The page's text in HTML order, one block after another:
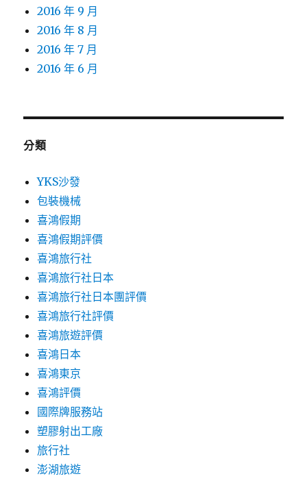
2016 年 9 月
2016 年 8 月
2016 年 7 月
2016 年 6 月
分類
YKS沙發
包裝機械
喜鴻假期
喜鴻假期評價
喜鴻旅行社
喜鴻旅行社日本
喜鴻旅行社日本團評價
喜鴻旅行社評價
喜鴻旅遊評價
喜鴻日本
喜鴻東京
喜鴻評價
國際牌服務站
塑膠射出工廠
旅行社
澎湖旅遊